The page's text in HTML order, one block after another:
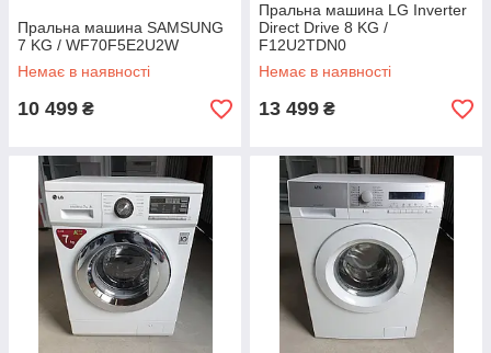
Пральна машина SAMSUNG
7 KG / WF70F5E2U2W
Немає в наявності
10 499 ₴
Пральна машина LG Inverter
Direct Drive 8 KG /
F12U2TDN0
Немає в наявності
13 499 ₴